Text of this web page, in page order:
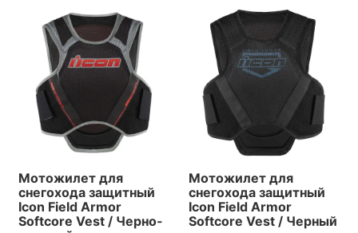
Мотожилет для
снегохода защитный
Icon Field Armor
Softcore Vest / Черно-
Мотожилет для
снегохода защитный
Icon Field Armor
Softcore Vest / Черный